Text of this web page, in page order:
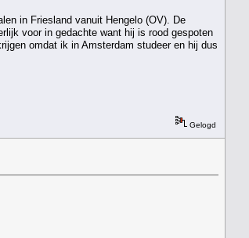
in Friesland vanuit Hengelo (OV). De
voor in gedachte want hij is rood gespoten
omdat ik in Amsterdam studeer en hij dus
Gelogd